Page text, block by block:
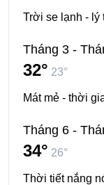
Trời se lạnh -
Tháng 3 -
32° 23°
Mát mẻ - thời
Tháng 6 -
34° 26°
Thời tiết nắng